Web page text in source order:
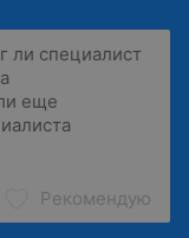
Рекомендую